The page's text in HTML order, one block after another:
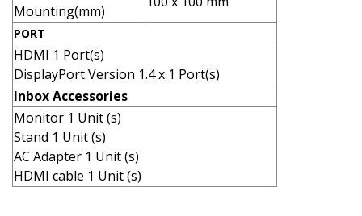
Mounting(mm)
PORT
HDMI 1 Port(s)
DisplayPort Version 1.4 x 1 Port(s)
Inbox Accessories
Monitor 1 Unit (s)
Stand 1 Unit (s)
AC Adapter 1 Unit (s)
HDMI cable 1 Unit (s)